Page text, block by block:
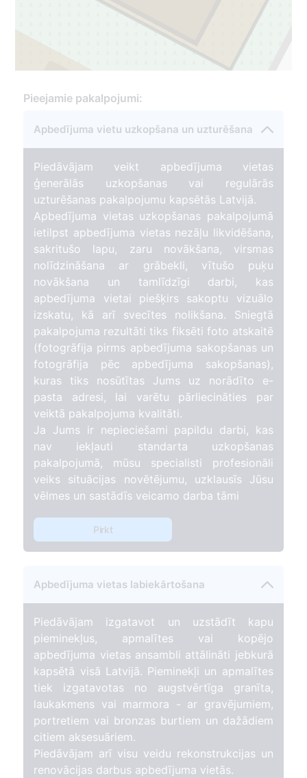
3
Pieejamie pakalpojumi:
Apbedījuma vietu uzkopšana un uzturēšana
Piedāvājam veikt apbedījuma vietas
ģenerālās uzkopšanas vai regulārās
uzturēšanas pakalpojumu kapsētās Latvijā.
Apbedījuma vietas uzkopšanas pakalpojumā
ietilpst apbedījuma vietas nezāļu likvidēšana,
sakritušo lapu, zaru novākšana, virsmas
nolīdzināšana ar grābekli, vītušo puķu
novākšana un tamlīdzīgi darbi, kas
apbedījuma vietai piešķirs sakoptu vizuālo
izskatu, kā arī svecītes nolikšana. Sniegtā
pakalpojuma rezultāti tiks fiksēti foto atskaitē
(fotogrāfija pirms apbedījuma sakopšanas un
fotogrāfija pēc apbedījuma sakopšanas),
kuras tiks nosūtītas Jums uz norādīto e-
pasta adresi, lai varētu pārliecināties par
veiktā pakalpojuma kvalitāti.
Ja Jums ir nepieciešami papildu darbi, kas
nav iekļauti standarta uzkopšanas
pakalpojumā, mūsu specialisti profesionāli
veiks situācijas novētējumu, uzklausīs Jūsu
vēlmes un sastādīs veicamo darba tāmi
Pirkt
Apbedījuma vietas labiekārtošana
Piedāvājam izgatavot un uzstādīt kapu
pieminekļus, apmalītes vai kopējo
apbedījuma vietas ansambli attālināti jebkurā
kapsētā visā Latvijā. Pieminekļi un apmalītes
tiek izgatavotas no augstvērtīga granīta,
laukakmens vai marmora - ar gravējumiem,
portretiem vai bronzas burtiem un dažādiem
citiem aksesuāriem.
Piedāvājam arī visu veidu rekonstrukcijas un
renovācijas darbus apbedījuma vietās.